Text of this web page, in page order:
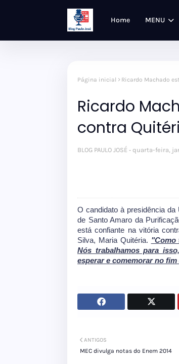
Home MENU
Página inicial Ricardo Machado
Ricardo
contra
BLOG PAULO JOSÉ quarta-feira,
O candidato à presidência
de Santo Amaro da
está confiante na vitória
Silva, Maria Quitéria. "Como
Nós trabalhamos para
esperar e comemorar no fim
ANTIGOS
MEC divulga notas do Enem 2014